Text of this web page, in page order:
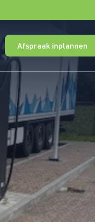
Afspraak inplannen